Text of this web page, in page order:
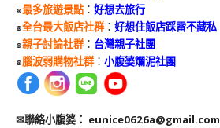
๑最多旅遊景點： 好想去旅行
๑全台最大飯店社群： 好想住飯店踩雷不藏私
๑親子討論社群： 台灣親子社團
๑腦波弱購物社群： 小腹婆爛泥社團
✉聯絡小腹婆： eunice0626a@gmail.com